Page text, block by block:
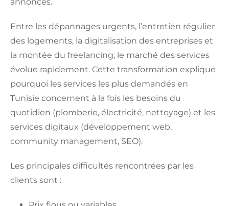
Entre les dépannages urgents, l’entretien régulier
des logements, la digitalisation des entreprises et
la montée du freelancing, le marché des services
évolue rapidement. Cette transformation explique
pourquoi les services les plus demandés en
Tunisie concernent à la fois les besoins du
quotidien (plomberie, électricité, nettoyage) et les
services digitaux (développement web,
community management, SEO).
Les principales difficultés rencontrées par les
clients sont :